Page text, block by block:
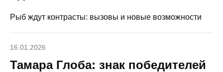
Рыб ждут контрасты: вызовы и новые возможности
16.01.2026
Тамара Глоба: знак победителей